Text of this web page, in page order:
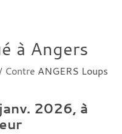
à Angers
Contre ANGERS Loups
janv. 2026, à